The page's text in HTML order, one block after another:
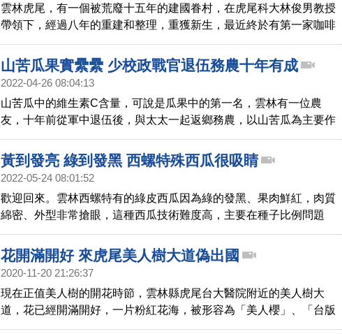
雲林虎尾，有一個被荒廢十五年的建國眷村，在虎尾科大林俊男教授
帶領下，經過八年的重建和整理，重獲新生，最近終於有第一家咖啡
廳有意願入住，一推出就受到網友的關注。
山苦瓜果實纍纍 少校政戰官退伍務農十年有成
2022-04-26 08:04:13
山苦瓜中的維生素C含量，可說是瓜果中的第一名，雲林有一位農
友，十年前從軍中退伍後，與太太一起返鄉務農，以山苦瓜為主要作
物，而今年產量大增，藤架上一顆顆的山苦瓜，成了特殊的的綠色隧
道，帶您來看看。
黃到發亮 綠到發黑 西螺特殊西瓜很吸睛
2022-05-24 08:01:52
歡迎回來。雲林西螺特有的綠皮西瓜因為綠的發黑、果肉鮮紅，肉質
綿密、外型非常搶眼，這種西瓜技術難度高，主要在種子比例問題
上，二十年前農友廖正化開始研究，多次試種後終於在第五年成功。
花開滿開好 來虎尾美人樹大道偽出國
2020-11-20 21:26:37
現在正值美人樹的開花時節，雲林縣虎尾台大醫院附近的美人樹大
道，花已經開滿開好，一片粉紅花海，被形容為「美人櫻」、「台版
櫻花大道」。由於開花期只有三個星期，許多遊客把握時機慕名而